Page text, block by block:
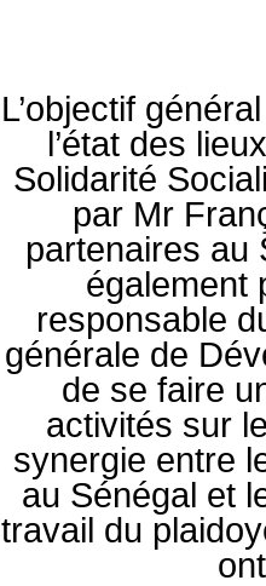
L’objectif
l’état des
Solidarité
par Mr
partenaires au
également
responsable
générale de
de se faire
activités sur
synergie entre
au Sénégal et
travail du